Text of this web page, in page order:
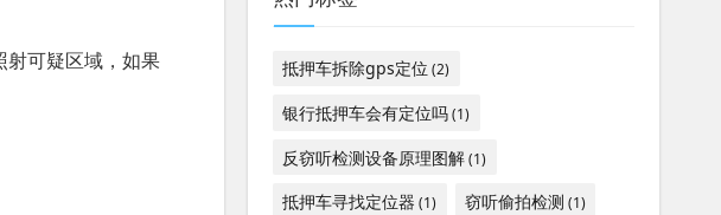
射可疑区域，如果
抵押车拆除gps定位 (2)
银行抵押车会有定位吗(1)
反窃听检测设备原理图解(1)
抵押车寻找定位器 (1) 窃听偷拍检测 (1)